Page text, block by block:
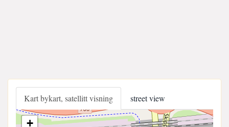
Kart bykart, satellitt visning street view
+